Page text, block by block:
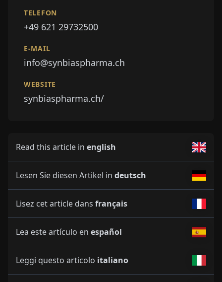
TELEFON
+49 621 29732500
E-MAIL
info@synbiaspharma.ch
WEBSITE
synbiaspharma.ch/
Read this article in english
Lesen Sie diesen Artikel in deutsch
Lisez cet article dans français
Lea este artículo en español
Leggi questo articolo italiano